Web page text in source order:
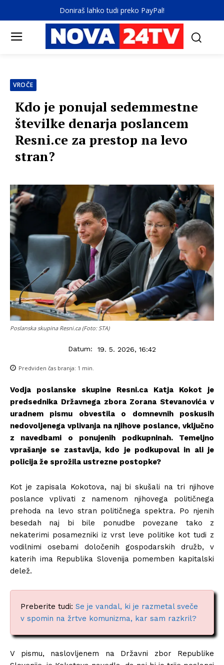
Doniraš lahko tudi preko PayPal!
VROČE
Kdo je ponujal sedemmestne
številke denarja poslancem
Resni.ce za prestop na levo
stran?
Poslanska skupina Resni.ca (Foto: STA)
Datum: 19. 5. 2026, 16:42
Predviden čas branja: 1 min.
Vodja poslanske skupine Resni.ca Katja Kokot je
predsednika Državnega zbora Zorana Stevanovića v
uradnem pismu obvestila o domnevnih poskusih
nedovoljenega vplivanja na njihove poslance, vključno
z navedbami o ponujenih podkupninah. Temeljno
vprašanje se zastavlja, kdo je podkupoval in ali je
policija že sprožila ustrezne postopke?
Kot je zapisala Kokotova, naj bi skušali na tri njihove
poslance vplivati z namenom njihovega političnega
prehoda na levo stran političnega spektra. Po njenih
besedah naj bi bile ponudbe povezane tako z
nekaterimi posamezniki iz vrst leve politike kot tudi z
vodilnimi osebami določenih gospodarskih družb, v
katerih ima Republika Slovenija pomemben kapitalski
delež.
Preberite tudi: Se je vandal, ki je razmetal sveče
v spomin na žrtve komunizma, kar sam razkril?
V pismu, naslovljenem na Državni zbor Republike